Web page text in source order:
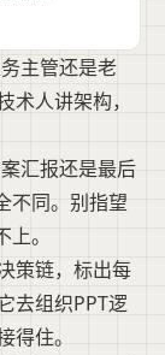
主管还是老
人讲架构，
汇报还是最后
不同。别指望
。
策链，标出每
去组织PPT逻
住。